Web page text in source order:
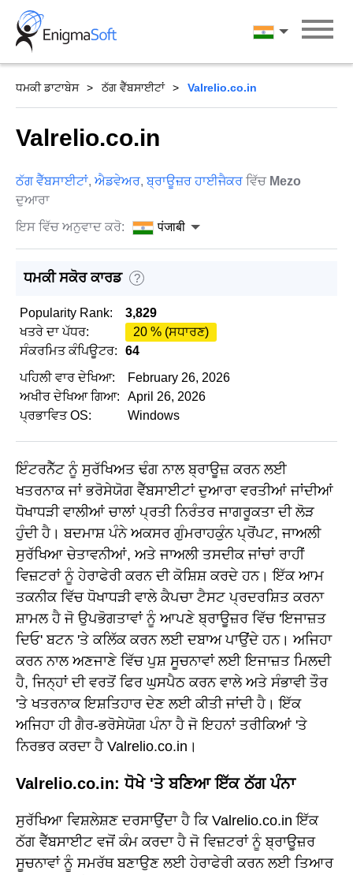
Skip
content
पंजाबी
ਧਮਕੀ ਡਾਟਾਬੇਸ ਠੱਗ ਵੈੱਬਸਾਈਟਾਂ Valrelio.co.in
Valrelio.co.in
ਠੱਗ ਵੈੱਬਸਾਈਟਾਂ, ਐਡਵੇਅਰ,ਬ੍ਰਾਊਜ਼ਰ ਹਾਈਜੈਕਰ ਵਿੱਚ Mezo
ਦੁਆਰਾ
ਇਸ ਵਿੱਚ ਅਨੁਵਾਦ ਕਰੋ:
पंजाबी
ਧਮਕੀ ਸਕੋਰ ਕਾਰਡ ?
Popularity Rank:
3,829
ਖਤਰੇ ਦਾ ਪੱਧਰ:
20 % (ਸਧਾਰਣ)
ਸੰਕਰਮਿਤ ਕੰਪਿਊਟਰ:
64
ਪਹਿਲੀ ਵਾਰ ਦੇਖਿਆ:
February 26, 2026
ਅਖੀਰ ਦੇਖਿਆ ਗਿਆ:
April 26, 2026
ਪ੍ਰਭਾਵਿਤ OS:
Windows
ਇੰਟਰਨੈੱਟ ਨੂੰ ਸੁਰੱਖਿਅਤ ਢੰਗ ਨਾਲ ਬ੍ਰਾਊਜ਼ ਕਰਨ ਲਈ
ਖਤਰਨਾਕ ਜਾਂ ਭਰੋਸੇਯੋਗ ਵੈੱਬਸਾਈਟਾਂ ਦੁਆਰਾ ਵਰਤੀਆਂ ਜਾਂਦੀਆਂ
ਧੋਖਾਧੜੀ ਵਾਲੀਆਂ ਚਾਲਾਂ ਪ੍ਰਤੀ ਨਿਰੰਤਰ ਜਾਗਰੂਕਤਾ ਦੀ ਲੋੜ
ਹੁੰਦੀ ਹੈ। ਬਦਮਾਸ਼ ਪੰਨੇ ਅਕਸਰ ਗੁੰਮਰਾਹਕੁੰਨ ਪ੍ਰੋਂਪਟ, ਜਾਅਲੀ
ਸੁਰੱਖਿਆ ਚੇਤਾਵਨੀਆਂ, ਅਤੇ ਜਾਅਲੀ ਤਸਦੀਕ ਜਾਂਚਾਂ ਰਾਹੀਂ
ਵਿਜ਼ਟਰਾਂ ਨੂੰ ਹੇਰਾਫੇਰੀ ਕਰਨ ਦੀ ਕੋਸ਼ਿਸ਼ ਕਰਦੇ ਹਨ। ਇੱਕ ਆਮ
ਤਕਨੀਕ ਵਿੱਚ ਧੋਖਾਧੜੀ ਵਾਲੇ ਕੈਪਚਾ ਟੈਸਟ ਪ੍ਰਦਰਸ਼ਿਤ ਕਰਨਾ
ਸ਼ਾਮਲ ਹੈ ਜੋ ਉਪਭੋਗਤਾਵਾਂ ਨੂੰ ਆਪਣੇ ਬ੍ਰਾਊਜ਼ਰ ਵਿੱਚ 'ਇਜਾਜ਼ਤ
ਦਿਓ' ਬਟਨ 'ਤੇ ਕਲਿੱਕ ਕਰਨ ਲਈ ਦਬਾਅ ਪਾਉਂਦੇ ਹਨ। ਅਜਿਹਾ
ਕਰਨ ਨਾਲ ਅਣਜਾਣੇ ਵਿੱਚ ਪੁਸ਼ ਸੂਚਨਾਵਾਂ ਲਈ ਇਜਾਜ਼ਤ ਮਿਲਦੀ
ਹੈ, ਜਿਨ੍ਹਾਂ ਦੀ ਵਰਤੋਂ ਫਿਰ ਘੁਸਪੈਠ ਕਰਨ ਵਾਲੇ ਅਤੇ ਸੰਭਾਵੀ ਤੌਰ
'ਤੇ ਖਤਰਨਾਕ ਇਸ਼ਤਿਹਾਰ ਦੇਣ ਲਈ ਕੀਤੀ ਜਾਂਦੀ ਹੈ। ਇੱਕ
ਅਜਿਹਾ ਹੀ ਗੈਰ-ਭਰੋਸੇਯੋਗ ਪੰਨਾ ਹੈ ਜੋ ਇਹਨਾਂ ਤਰੀਕਿਆਂ 'ਤੇ
ਨਿਰਭਰ ਕਰਦਾ ਹੈ Valrelio.co.in।
Valrelio.co.in: ਧੋਖੇ 'ਤੇ ਬਣਿਆ ਇੱਕ ਠੱਗ ਪੰਨਾ
ਸੁਰੱਖਿਆ ਵਿਸ਼ਲੇਸ਼ਣ ਦਰਸਾਉਂਦਾ ਹੈ ਕਿ Valrelio.co.in ਇੱਕ
ਠੱਗ ਵੈੱਬਸਾਈਟ ਵਜੋਂ ਕੰਮ ਕਰਦਾ ਹੈ ਜੋ ਵਿਜ਼ਟਰਾਂ ਨੂੰ ਬ੍ਰਾਊਜ਼ਰ
ਸੂਚਨਾਵਾਂ ਨੂੰ ਸਮਰੱਥ ਬਣਾਉਣ ਲਈ ਹੇਰਾਫੇਰੀ ਕਰਨ ਲਈ ਤਿਆਰ